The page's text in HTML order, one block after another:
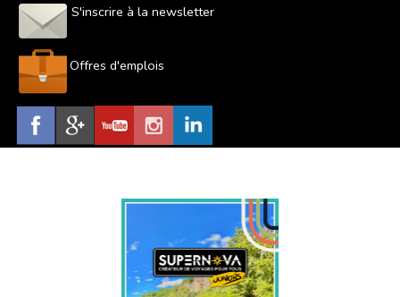
S'inscrire à la newsletter
Offres d'emplois